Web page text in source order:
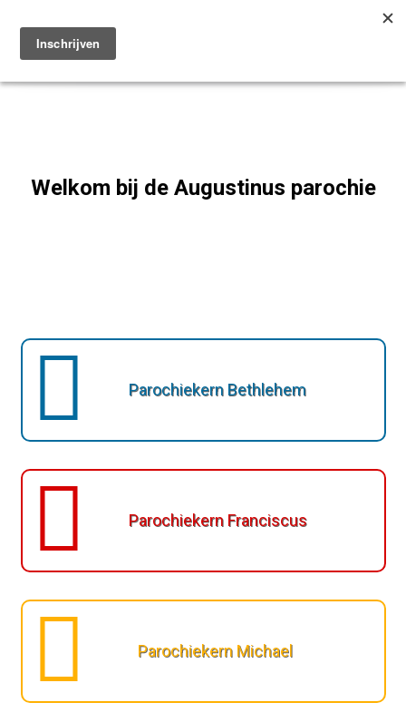
Toggle
navigation
Welkom bij de Augustinus parochie
Parochiekern Bethlehem
Parochiekern Franciscus
Parochiekern Michael